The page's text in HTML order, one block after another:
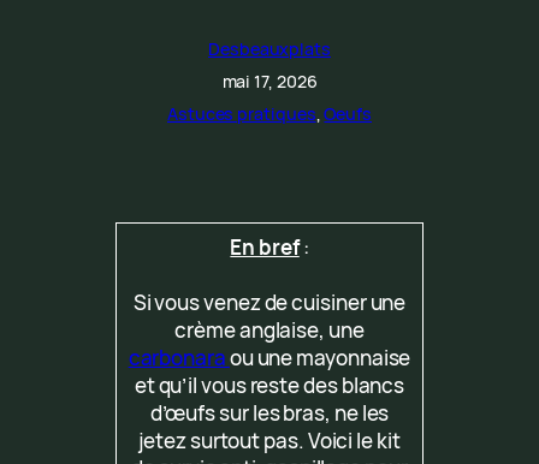
Desbeauxplats
mai 17, 2026
Astuces pratiques, Oeufs
En bref:
Si vous venez de cuisiner une
crème anglaise, une
carbonaraou une mayonnaise
et qu’il vous reste des blancs
d’œufs sur les bras, ne les
jetez surtout pas. Voici le kit